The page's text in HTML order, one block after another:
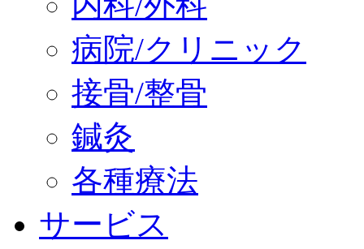
病院/クリニック
接骨/整骨
鍼灸
各種療法
サービス